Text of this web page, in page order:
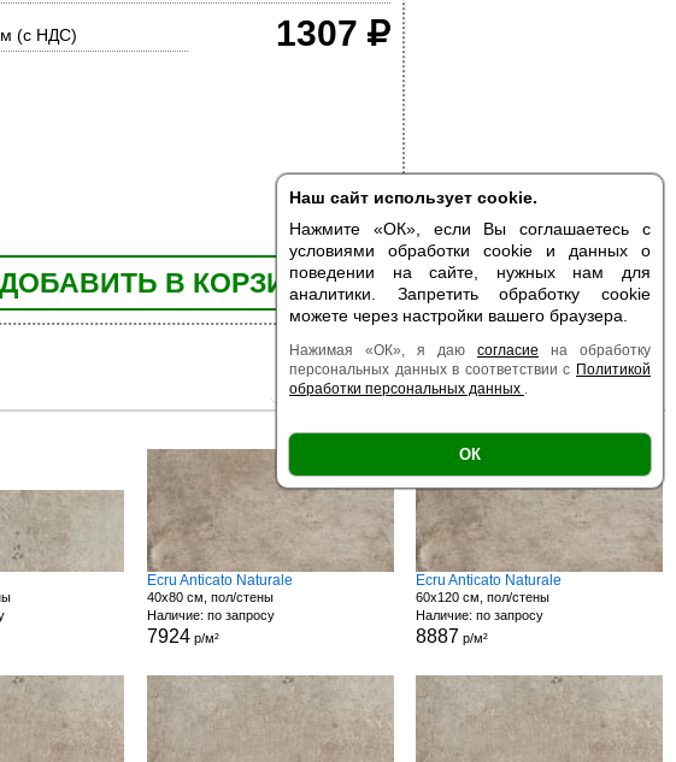
Наш сайт использует cookie.
Нажмите «ОК», если Вы соглашаетесь с
условиями обработки cookie и данных о
поведении на сайте, нужных нам для
аналитики. Запретить обработку cookie
можете через настройки вашего браузера.
Нажимая «ОК», я даю согласие на обработку
персональных данных в соответствии с Политикой
обработки персональных данных .
ОК
(с НДС) 1307
ДОБАВИТЬ В КОРЗИНУ
Есть образец | Поверхность |
Ecru Anticato Naturale
40x80 см, пол/стены
Наличие: по запросу
7924р/м²
Есть образец
Ecru Anticato Naturale
60x120 см, пол/стены
Наличие: по запросу
8887 р/м²